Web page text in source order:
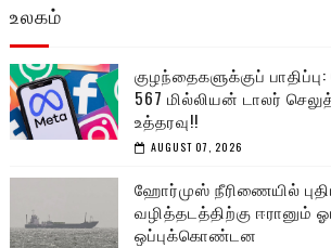
உலகம்
குழந்தைகளுக்குப்
567 மில்லியன் டாலர்
உத்தரவு!!
AUGUST 07, 2026
ஹோர்முஸ் நீரிணையில்
வழித்தடத்திற்கு ஈரானும்
ஒப்புக்கொண்டன